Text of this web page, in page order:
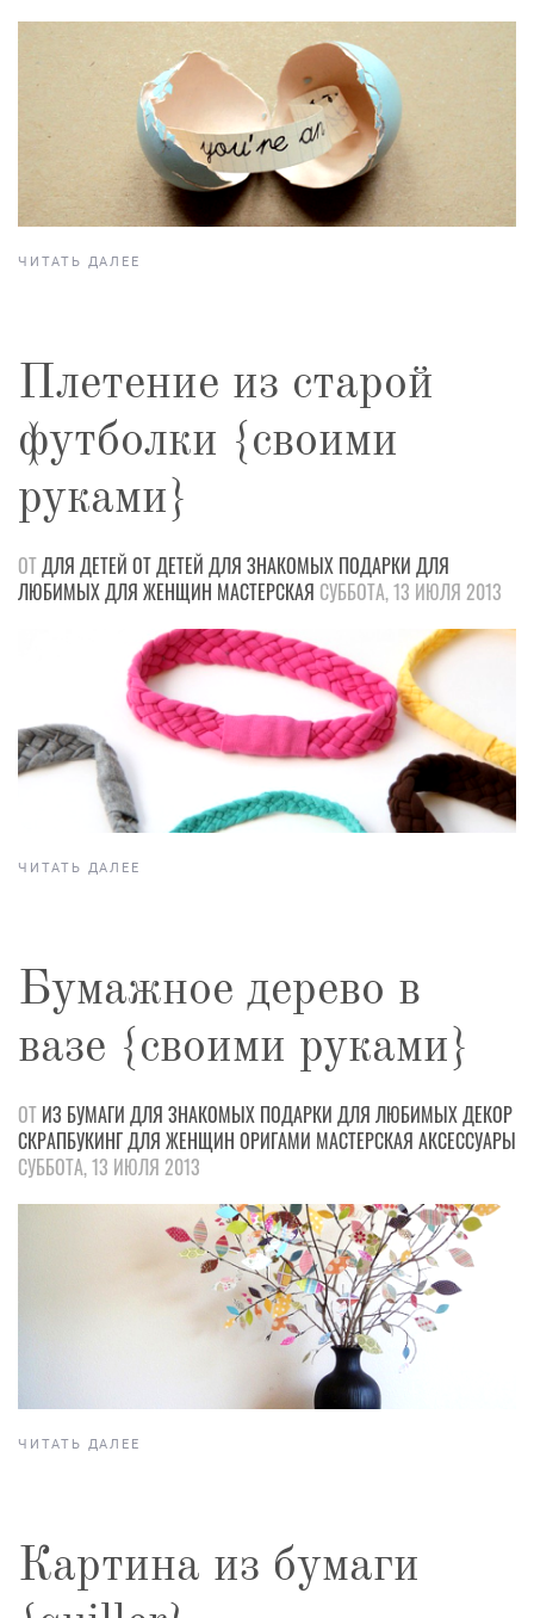
ЧИТАТЬ ДАЛЕЕ
Плетение из старой
футболки {своими
руками}
ОТДЛЯ ДЕТЕЙ ОТ ДЕТЕЙ ДЛЯ ЗНАКОМЫХ ПОДАРКИ ДЛЯ
ЛЮБИМЫХДЛЯ ЖЕНЩИН МАСТЕРСКАЯ СУББОТА, 13 ИЮЛЯ 2013
ЧИТАТЬ ДАЛЕЕ
Бумажное дерево в
вазе {своими руками}
ОТ ИЗ БУМАГИ ДЛЯ ЗНАКОМЫХ ПОДАРКИ ДЛЯ ЛЮБИМЫХДЕКОР
СКРАПБУКИНГДЛЯ ЖЕНЩИН ОРИГАМИ МАСТЕРСКАЯ АКСЕССУАРЫ
СУББОТА, 13 ИЮЛЯ 2013
ЧИТАТЬ ДАЛЕЕ
Картина из бумаги